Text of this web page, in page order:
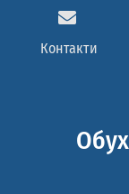
Контакти